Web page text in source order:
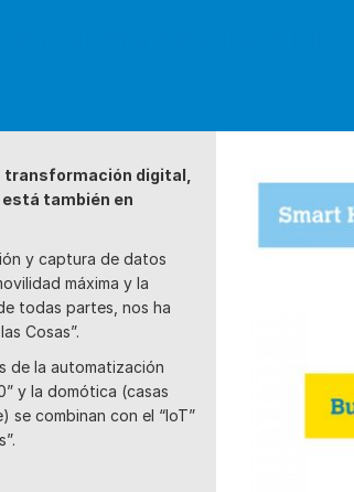
transformación digital,
también en
y captura de datos
máxima y la
todas partes, nos ha
Cosas”.
de la automatización
y la domótica (casas
se combinan con el “IoT”